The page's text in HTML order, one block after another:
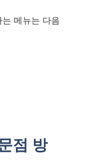
메뉴는 다음
점 방